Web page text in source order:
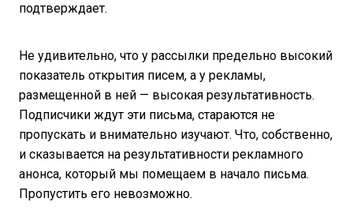
подтверждает.
Не удивительно, что у рассылки предельно высокий
показатель открытия писем, а у рекламы,
размещенной в ней — высокая результативность.
Подписчики ждут эти письма, стараются не
пропускать и внимательно изучают. Что, собственно,
и сказывается на результативности рекламного
анонса, который мы помещаем в начало письма.
Пропустить его невозможно.